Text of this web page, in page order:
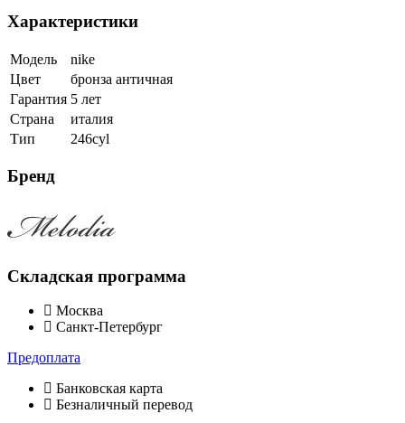
Характеристики
Модель
nike
Цвет
бронза античная
Гарантия 5 лет
Страна
италия
Тип
246cyl
Бренд
Складская программа
Москва
Санкт-Петербург
Предоплата
Банковская карта
Безналичный перевод